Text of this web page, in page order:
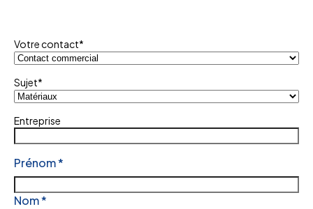
Votre contact*
Sujet*
Entreprise
Nom*
Prénom*
Nom*